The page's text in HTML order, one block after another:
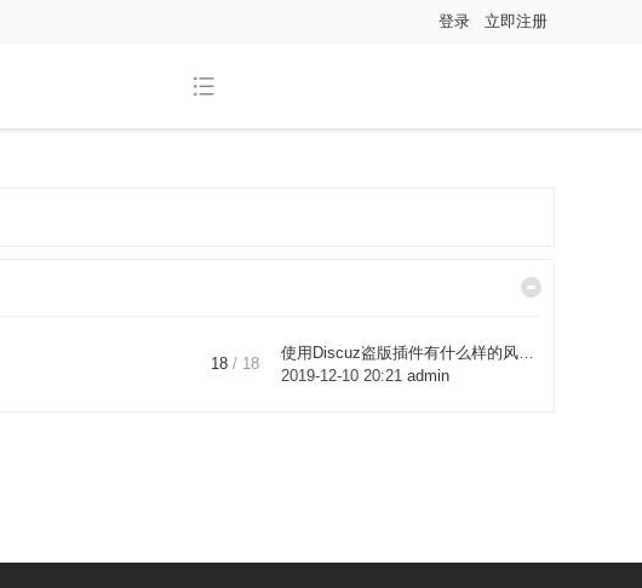
登录 立即注册
18 / 18
使用Discuz盗版插件有什么样的风 ...
2019-12-10 20:21 admin